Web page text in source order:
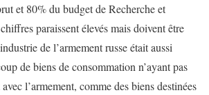
et 80% du budget de Recherche et
paraissent élevés mais doivent être
de l’armement russe était aussi
de biens de consommation n’ayant pas
l’armement, comme des biens destinées